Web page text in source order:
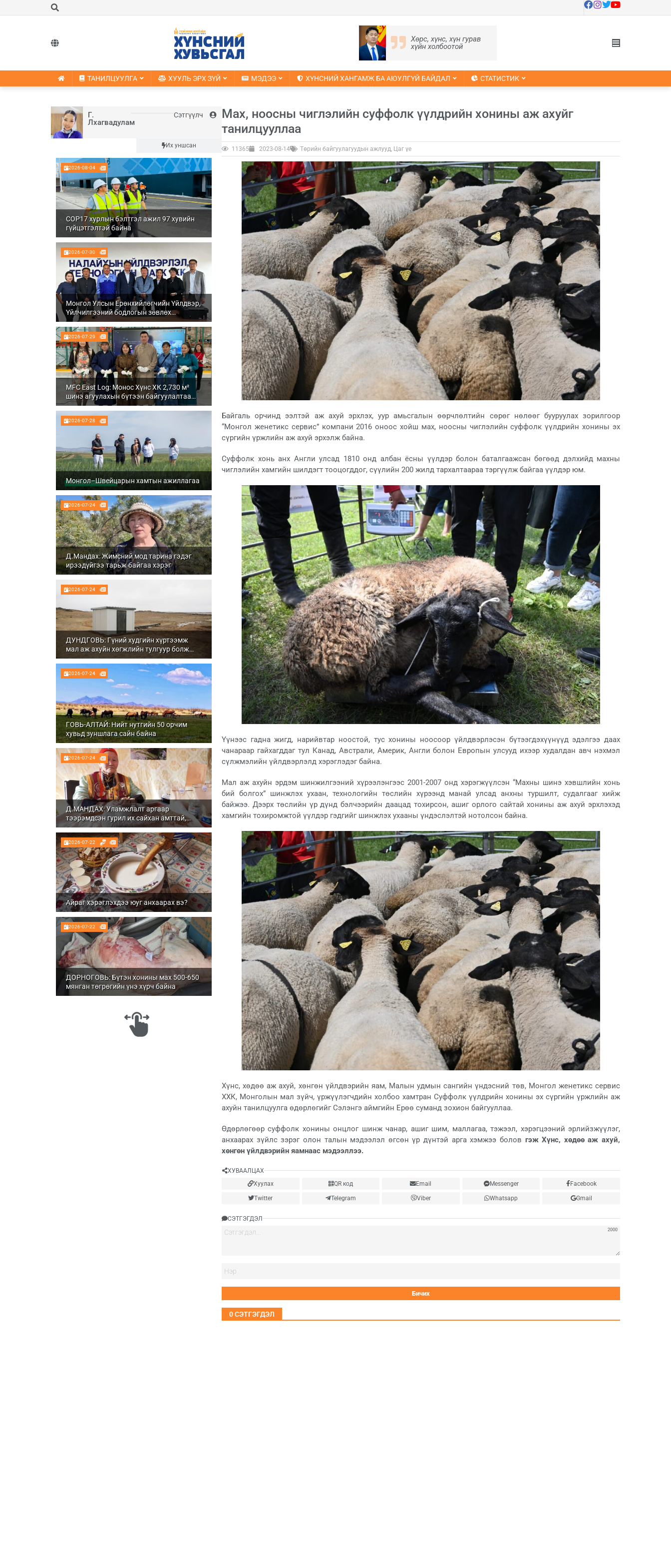
Хөрс, хүнс, хүн гурав
хүйн холбоотой
ТАНИЛЦУУЛГА ХУУЛЬ ЭРХ ЗҮЙ МЭДЭЭ ХҮНСНИЙ ХАНГАМЖ БА АЮУЛГҮЙ БАЙДАЛ СТАТИСТИК
Г.
Лхагвадулам
Сэтгүүлч
Их уншсан
2026-08-04
COP17 хурлын бэлтгэл ажил 97 хувийн
гүйцэтгэлтэй байна
2026-07-30
Монгол Улсын Ерөнхийлөгчийн Үйлдвэр,
Үйлчилгээний бодлогын зөвлөх
Ч.Даваабаяр Налайх дүүргийн
Үйлдвэрлэл, технологийн парк ХК болон
Налуу-Ухаа эдийн засгийн тусгай бүсэд
ажиллалаа
2026-07-29
MFC East Log: Монос Хүнс ХК 2,730 м²
шинэ агуулахын бүтээн байгуулалтаа
бүрэн дуусгаж, ашиглалтад орууллаа
2026-07-28
Монгол–Швейцарын хамтын ажиллагаа
2026-07-24
Д.Мандах: Жимсний мод тарина гэдэг
ирээдүйгээ тарьж байгаа хэрэг
2026-07-24
ДУНДГОВЬ: Гүний худгийн хүртээмж
мал аж ахуйн хөгжлийн тулгуур болж
байна
2026-07-24
ГОВЬ-АЛТАЙ: Нийт нутгийн 50 орчим
хувьд зуншлага сайн байна
2026-07-24
Д.МАНДАХ: Уламжлалт аргаар
тээрэмдсэн гурил их сайхан амттай,
шим тэжээлтэй болдог
2026-07-22
Айраг хэрэглэхдээ юуг анхаарах вэ?
2026-07-22
ДОРНОГОВЬ: Бүтэн хонины мах 500-650
мянган төгрөгийн үнэ хүрч байна
Мах, ноосны чиглэлийн суффолк үүлдрийн хонины аж ахуйг
танилцууллаа
11365 2023-08-14 Төрийн байгуулагуудын ажлууд, Цаг үе
Байгаль орчинд ээлтэй аж ахуй эрхлэх, уур амьсгалын өөрчлөлтийн сөрөг нөлөөг бууруулах зорилгоор
“Монгол женетикс сервис” компани 2016 оноос хойш мах, ноосны чиглэлийн суффолк үүлдрийн хонины эх
сүргийн үржлийн аж ахуй эрхэлж байна.
Суффолк хонь анх Англи улсад 1810 онд албан ёсны үүлдэр болон баталгаажсан бөгөөд дэлхийд махны
чиглэлийн хамгийн шилдэгт тооцогддог, сүүлийн 200 жилд тархалтаараа тэргүүлж байгаа үүлдэр юм.
Үүнээс гадна жигд, нарийвтар ноостой, тус хонины ноосоор үйлдвэрлэсэн бүтээгдэхүүнүүд эдэлгээ даах
чанараар гайхагддаг тул Канад, Австрали, Америк, Англи болон Европын улсууд ихээр худалдан авч нэхмэл
сүлжмэлийн үйлдвэрлэлд хэрэглэдэг байна.
Мал аж ахуйн эрдэм шинжилгээний хүрээлэнгээс 2001-2007 онд хэрэгжүүлсэн “Махны шинэ хэвшлийн хонь
бий болгох” шинжлэх ухаан, технологийн төслийн хүрээнд манай улсад анхны туршилт, судалгааг хийж
байжээ. Дээрх төслийн үр дүнд бэлчээрийн даацад тохирсон, ашиг орлого сайтай хонины аж ахуй эрхлэхэд
хамгийн тохиромжтой үүлдэр гэдгийг шинжлэх ухааны үндэслэлтэй нотолсон байна.
Хүнс, хөдөө аж ахуй, хөнгөн үйлдвэрийн яам, Малын удмын сангийн үндэсний төв, Монгол женетикс сервис
ХХК, Монголын мал зүйч, үржүүлэгчдийн холбоо хамтран Суффолк үүлдрийн хонины эх сүргийн үржлийн аж
ахуйн танилцуулга өдөрлөгийг Сэлэнгэ аймгийн Ерөө суманд зохион байгууллаа.
Өдөрлөгөөр суффолк хонины онцлог шинж чанар, ашиг шим, маллагаа, тэжээл, хэрэгцээний эрлийзжүүлэг,
анхаарах зүйлс зэрэг олон талын мэдээлэл өгсөн үр дүнтэй арга хэмжээ болов гэж Хүнс, хөдөө аж ахуй,
хөнгөн үйлдвэрийн яамнаас мэдээллээ.
ХУВААЛЦАХ
Хуулах
QR код Email Messenger Facebook
Twitter Telegram Viber Whatsapp Gmail
СЭТГЭГДЭЛ
2000
0СЭТГЭГДЭЛ